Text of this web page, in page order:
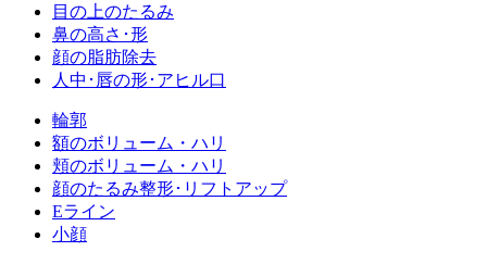
目の上のたるみ
鼻の高さ･形
顔の脂肪除去
人中･唇の形･アヒル口
輪郭
額のボリューム・ハリ
頬のボリューム・ハリ
顔のたるみ整形･リフトアップ
Eライン
小顔